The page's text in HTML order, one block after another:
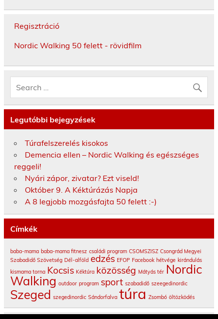
Regisztráció
Nordic Walking 50 felett - rövidfilm
Legutóbbi bejegyzések
Túrafelszerelés kisokos
Demencia ellen – Nordic Walking és egészséges
reggeli!
Nyári zápor, zivatar? Ezt viseld!
Október 9. A Kéktúrázás Napja
A 8 legjobb mozgásfajta 50 felett :-)
Címkék
baba-mama baba-mama fitnesz családi program CSOMSZISZ Csongrád Megyei
Szabadidő Szövetség Dél-alföld edzés EFOP Facebook hétvége kirándulás
kismama torna Kocsis Kéktúra közösség Mátyás tér Nordic
Walking outdoor program sport szabadidő szeegedinordic
Szeged szegedinordic Sándorfalva túra Zsombó öltözködés